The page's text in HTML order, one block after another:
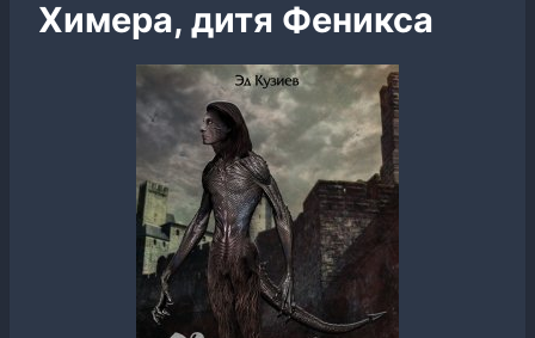
Химера, дитя Феникса